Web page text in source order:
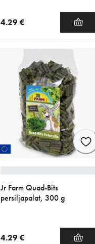
4.29 €
Jr Farm Quad-Bits
persiljapalat, 300 g
4.29 €